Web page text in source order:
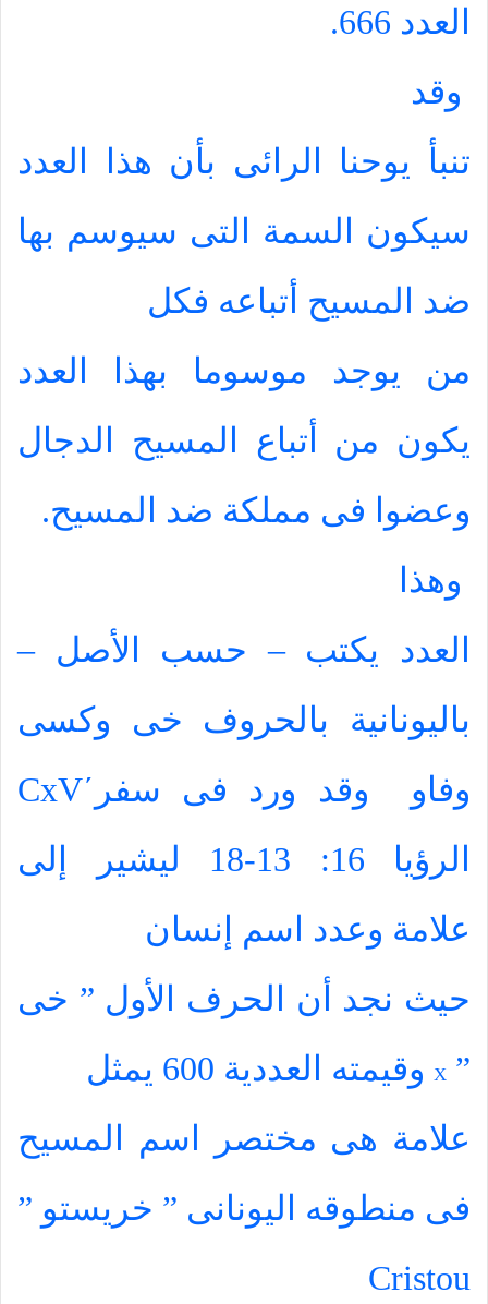
العدد 666.
وقد
تنبأ يوحنا الرائى بأن هذا العدد
سيكون السمة التى سيوسم بها
ضد المسيح أتباعه فكل
من يوجد موسوما بهذا العدد
يكون من أتباع المسيح الدجال
وعضوا فى مملكة ضد المسيح.
وهذا
العدد يكتب – حسب الأصل –
باليونانية بالحروف خى وكسى
وفاو
CxV΄ وقد ورد فى سفر
الرؤيا 16: 13-18 ليشير إلى
علامة وعدد اسم إنسان
حيث نجد أن الحرف الأول ” خى
”
X وقيمته العددية 600 يمثل
علامة هى مختصر اسم المسيح
فى منطوقه اليونانى ” خريستو ”
Cristou